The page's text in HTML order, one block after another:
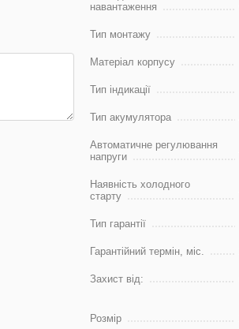
навантаження
Тип монтажу
Матеріал корпусу
Тип індикації
Тип акумулятора
Автоматичне регулювання
напруги
Наявність холодного
старту
Тип гарантії
Гарантійний термін, міс.
Захист від:
Розмір